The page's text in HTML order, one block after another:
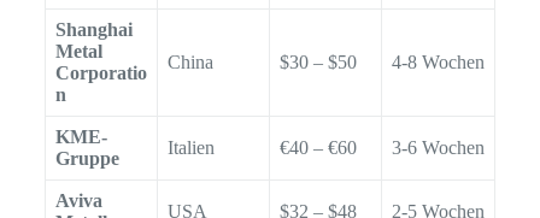
Shanghai
Metal
Corporatio
n
China $30 – $50 4-8 Wochen
KME-
Gruppe
Italien €40 – €60 3-6 Wochen
Aviva
USA $32 – $48 2-5 Wochen